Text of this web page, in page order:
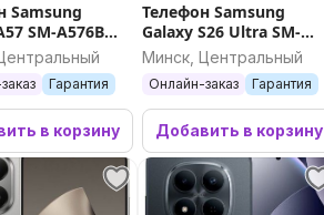
Samsung
SM-A576B
(синий)
Гарантия
в корзину
Телефон Samsung
Galaxy S26 Ultra SM-
S948B 16GB/1TB
(голубой)
Минск, Центральный
Онлайн-заказ Гарантия
Добавить в корзину